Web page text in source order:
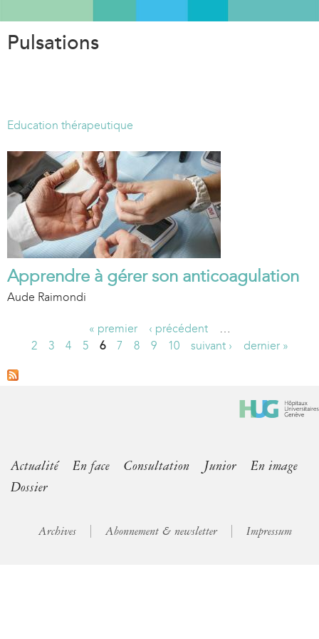
Pulsations
Education thérapeutique
Apprendre à gérer son anticoagulation
Aude Raimondi
a
« premier ‹ précédent
…
2
3 4 5 6 7 8 9 10 suivant › dernier »
Actualité En face Consultation Junior
En image
Dossier
Archives Abonnement & newsletter Impressum